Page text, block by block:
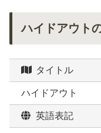
ハイドアウト
タイトル
ハイドアウト
英語表記